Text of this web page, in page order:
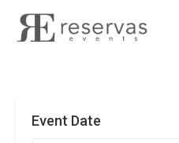
Event Date